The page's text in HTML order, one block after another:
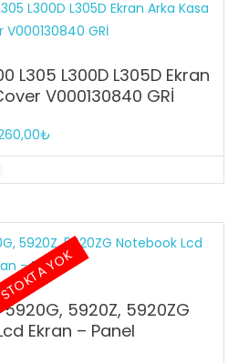
L305 L300D L305D Ekran
V000130840 GRİ
₺
5920Z, 5920ZG
Ekran – Panel
YOK